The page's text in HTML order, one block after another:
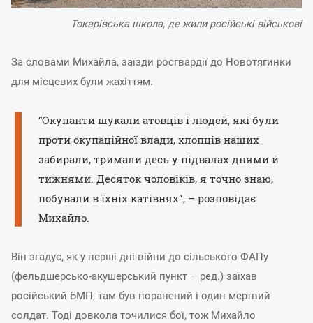
Токарівська школа, де жили російські військові
За словами Михайла, заїзди росгвардії до Новотягинки
для місцевих були жахіттям.
“Окупанти шукали атовців і людей, які були
проти окупаційної влади, хлопців наших
забирали, тримали десь у підвалах днями й
тижнями. Десяток чоловіків, я точно знаю,
побували в їхніх катівнях”, – розповідає
Михайло.
Він згадує, як у перші дні війни до сільського ФАПу
(фельдшерсько-акушерський пункт – ред.) заїхав
російський БМП, там був поранений і один мертвий
солдат. Тоді довкола точилися бої, тож Михайло